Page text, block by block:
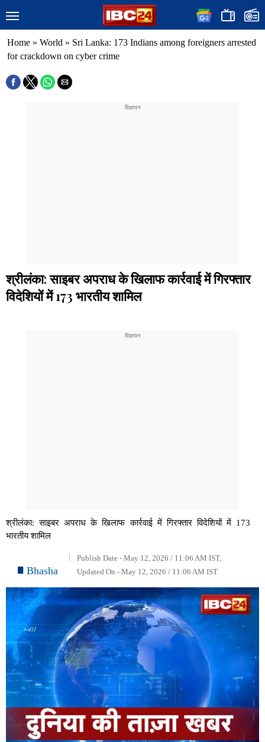
Home » World » Sri Lanka: 173 Indians among foreigners arrested
for crackdown on cyber crime
श्रीलंका: साइबर अपराध के खिलाफ कार्रवाई में गिरफ्तार
विदेशियों में 173 भारतीय शामिल
श्रीलंका: साइबर अपराध के खिलाफ कार्रवाई में गिरफ्तार विदेशियों में 173
भारतीय शामिल
Bhasha
Publish Date - May 12, 2026 / 11:06 AM IST,
Updated On - May 12, 2026 / 11:06 AM IST